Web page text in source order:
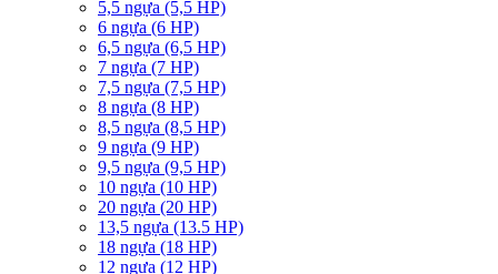
5,5 ngựa (5,5 HP)
6 ngựa (6 HP)
6,5 ngựa (6,5 HP)
7 ngựa (7 HP)
7,5 ngựa (7,5 HP)
8 ngựa (8 HP)
8,5 ngựa (8,5 HP)
9 ngựa (9 HP)
9,5 ngựa (9,5 HP)
10 ngựa (10 HP)
20 ngựa (20 HP)
13,5 ngựa (13.5 HP)
18 ngựa (18 HP)
12 ngựa (12 HP)